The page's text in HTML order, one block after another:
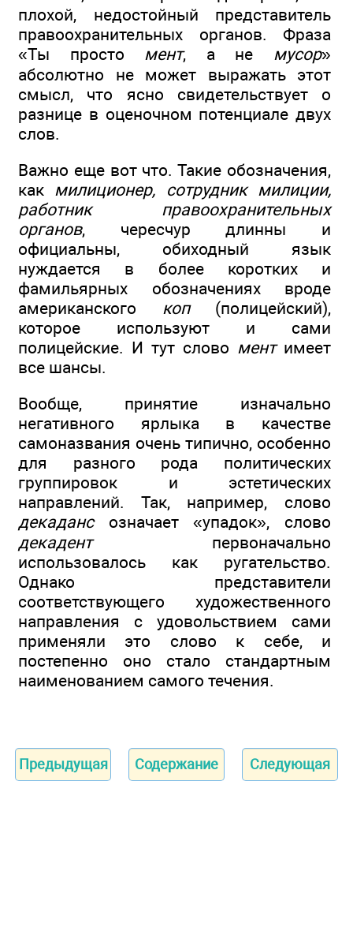
плохой, недостойный представитель
правоохранительных органов. Фраза
«Ты просто мент, а не мусор»
абсолютно не может выражать этот
смысл, что ясно свидетельствует о
разнице в оценочном потенциале двух
слов.
Важно еще вот что. Такие обозначения,
как милиционер, сотрудник милиции,
работник правоохранительных
органов, чересчур длинны и
официальны, обиходный язык
нуждается в более коротких и
фамильярных обозначениях вроде
американского коп(полицейский),
которое используют и сами
полицейские. И тут слово ментимеет
все шансы.
Вообще, принятие изначально
негативного ярлыка в качестве
самоназвания очень типично, особенно
для разного рода политических
группировок и эстетических
направлений. Так, например, слово
декадансозначает «упадок», слово
декадентпервоначально
использовалось как ругательство.
Однако представители
соответствующего художественного
направления с удовольствием сами
применяли это слово к себе, и
постепенно оно стало стандартным
наименованием самого течения.
Предыдущая Содержание Следующая